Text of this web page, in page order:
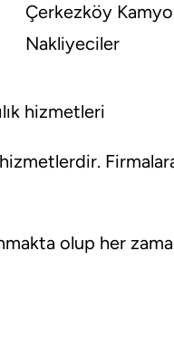
Çerkezköy
Nakliyeciler
hizmetleri
olup her